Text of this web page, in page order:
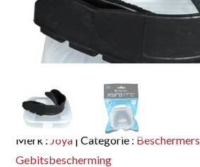
Merk : Joya | Categorie : Beschermers
Gebitsbescherming